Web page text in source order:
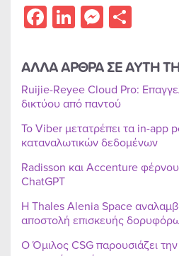
Facebook
LinkedIn
ΑΛΛΑ ΑΡΘΡΑ ΣΕ ΑΥΤΗ
Ruijie-Reyee Cloud Pro:
δικτύου από παντού
Το Viber μετατρέπει τα in-app
καταναλωτικών δεδομένων
Radisson και Accenture
ChatGPT
Η Thales Alenia Space
αποστολή επισκευής
Ο Όμιλος CSG παρουσιάζει